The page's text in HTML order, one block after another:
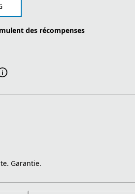
des récompenses
Garantie.